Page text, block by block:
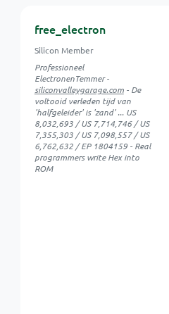
free_electron
Silicon Member
Professioneel
ElectronenTemmer -
siliconvalleygarage.com- De
voltooid verleden tijd van
'halfgeleider' is 'zand' ... US
8,032,693 / US 7,714,746 / US
7,355,303 / US 7,098,557 / US
6,762,632 / EP 1804159 - Real
programmers write Hex into
ROM